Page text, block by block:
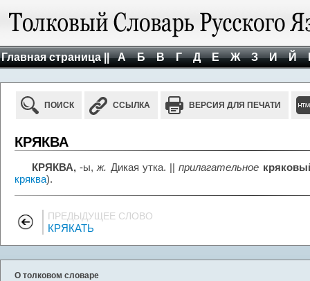
Главная страница || А Б В Г Д Е Ж З И Й
ПОИСК ССЫЛКА ВЕРСИЯ ДЛЯ ПЕЧАТИ
КРЯКВА
КРЯКВА, -ы,ж. Дикая утка. ||прилагательное
кряква).
ПРЕДЫДУЩЕЕ СЛОВО
КРЯКАТЬ
О толковом словаре